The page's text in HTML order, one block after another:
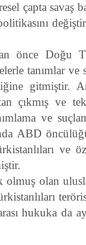
çapta savaş
önce Doğu
tanımlar
gitmiştir.
çıkmış ve
ve
ABD
ve
olan
hukuka da